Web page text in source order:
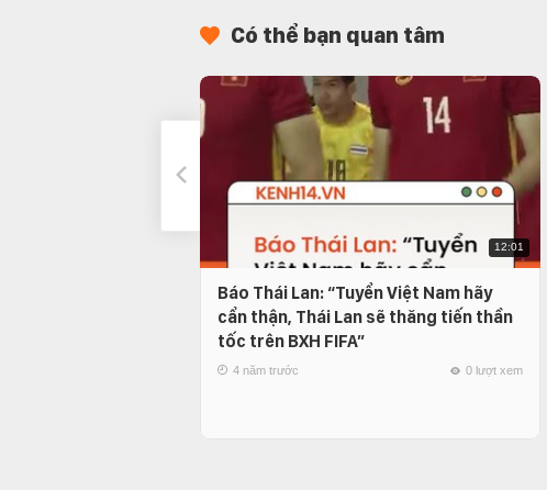
Có thể bạn quan tâm
12:01
Báo Thái Lan: “Tuyển Việt Nam hãy
cẩn thận, Thái Lan sẽ thăng tiến thần
tốc trên BXH FIFA”
4 năm trước 0 lượt xem